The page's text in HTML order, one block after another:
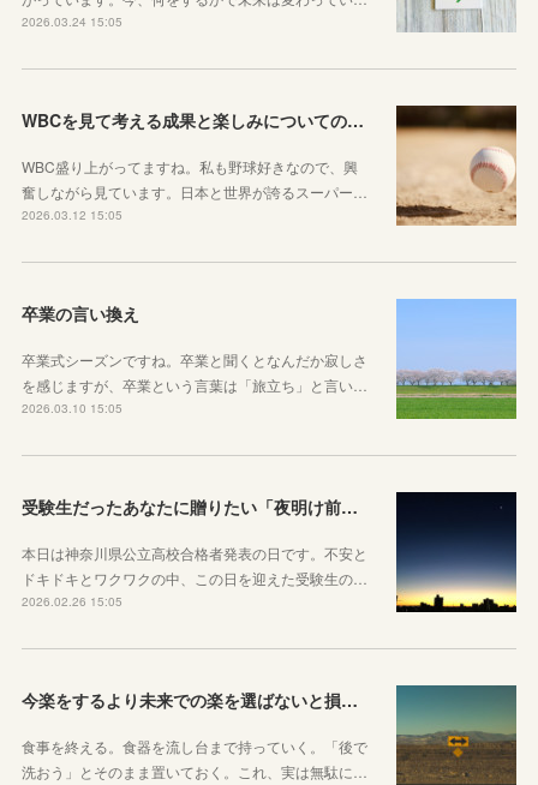
2026.03.24 15:05
WBCを見て考える成果と楽しみについてのお話
WBC盛り上がってますね。私も野球好きなので、興
奮しながら見ています。日本と世界が誇るスーパー…
2026.03.12 15:05
卒業の言い換え
卒業式シーズンですね。卒業と聞くとなんだか寂しさ
を感じますが、卒業という言葉は「旅立ち」と言い…
2026.03.10 15:05
受験生だったあなたに贈りたい「夜明け前」のお話
本日は神奈川県公立高校合格者発表の日です。不安と
ドキドキとワクワクの中、この日を迎えた受験生の…
2026.02.26 15:05
今楽をするより未来での楽を選ばないと損をしてしまうかもしれない理由
食事を終える。食器を流し台まで持っていく。「後で
洗おう」とそのまま置いておく。これ、実は無駄に…